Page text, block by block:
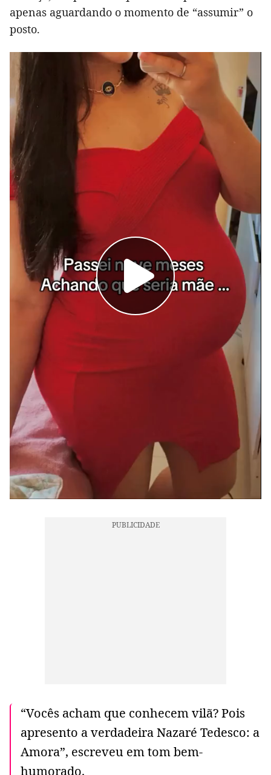
apenas aguardando o momento de “assumir” o
posto.
“Vocês acham que conhecem vilã? Pois
apresento a verdadeira Nazaré Tedesco: a
Amora”, escreveu em tom bem-
humorado.